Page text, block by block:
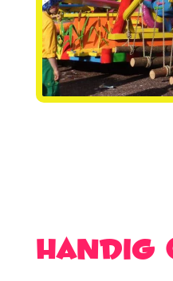
Handig